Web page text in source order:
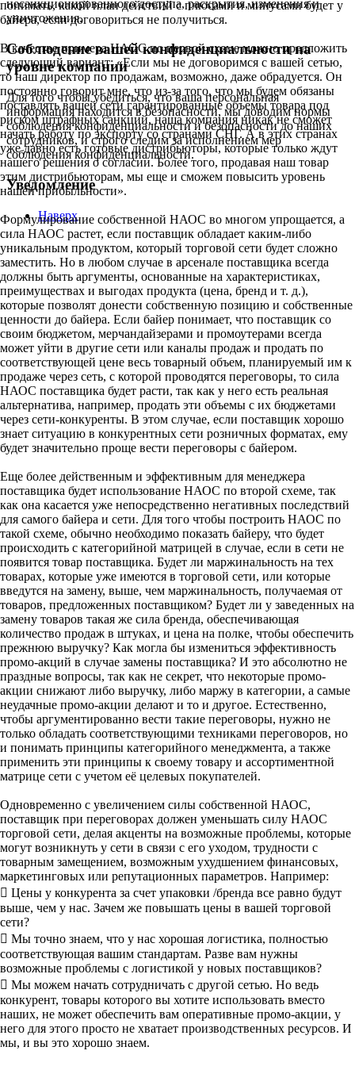
понимать, какой план действий с плюсами и минусами будет у
байера, если договориться не получиться.
В качестве примера НАОС по первой схеме можно предложить
следующий вариант: «Если мы не договоримся с вашей сетью,
то наш директор по продажам, возможно, даже обрадуется. Он
постоянно говорит мне, что из-за того, что мы будем обязаны
поставлять вашей сети гарантированные объемы товара под
риском штрафных санкций, наша компания никак не сможет
начать работу по экспорту со странами СНГ. А в этих странах
уже давно есть готовые дистрибьюторы, которые только ждут
нашего решения о согласии. Более того, продавая наш товар
этим дистрибьюторам, мы еще и сможем повысить уровень
нашей прибыльности».
Формулирование собственной НАОС во многом упрощается, а
сила НАОС растет, если поставщик обладает каким-либо
уникальным продуктом, который торговой сети будет сложно
заместить. Но в любом случае в арсенале поставщика всегда
должны быть аргументы, основанные на характеристиках,
преимуществах и выгодах продукта (цена, бренд и т. д.),
которые позволят донести собственную позицию и собственные
ценности до байера. Если байер понимает, что поставщик со
своим бюджетом, мерчандайзерами и промоутерами всегда
может уйти в другие сети или каналы продаж и продать по
соответствующей цене весь товарный объем, планируемый им к
продаже через сеть, с которой проводятся переговоры, то сила
НАОС поставщика будет расти, так как у него есть реальная
альтернатива, например, продать эти объемы с их бюджетами
через сети-конкуренты. В этом случае, если поставщик хорошо
знает ситуацию в конкурентных сети розничных форматах, ему
будет значительно проще вести переговоры с байером.
Еще более действенным и эффективным для менеджера
поставщика будет использование НАОС по второй схеме, так
как она касается уже непосредственно негативных последствий
для самого байера и сети. Для того чтобы построить НАОС по
такой схеме, обычно необходимо показать байеру, что будет
происходить с категорийной матрицей в случае, если в сети не
появится товар поставщика. Будет ли маржинальность на тех
товарах, которые уже имеются в торговой сети, или которые
введутся на замену, выше, чем маржинальность, получаемая от
товаров, предложенных поставщиком? Будет ли у заведенных на
замену товаров такая же сила бренда, обеспечивающая
количество продаж в штуках, и цена на полке, чтобы обеспечить
прежнюю выручку? Как могла бы измениться эффективность
промо-акций в случае замены поставщика? И это абсолютно не
праздные вопросы, так как не секрет, что некоторые промо-
акции снижают либо выручку, либо маржу в категории, а самые
неудачные промо-акции делают и то и другое. Естественно,
чтобы аргументированно вести такие переговоры, нужно не
только обладать соответствующими техниками переговоров, но
и понимать принципы категорийного менеджмента, а также
применить эти принципы к своему товару и ассортиментной
матрице сети с учетом её целевых покупателей.
Одновременно с увеличением силы собственной НАОС,
поставщик при переговорах должен уменьшать силу НАОС
торговой сети, делая акценты на возможные проблемы, которые
могут возникнуть у сети в связи с его уходом, трудности с
товарным замещением, возможным ухудшением финансовых,
маркетинговых или репутационных параметров. Например:
 Цены у конкурента за счет упаковки /бренда все равно будут
выше, чем у нас. Зачем же повышать цены в вашей торговой
сети?
 Мы точно знаем, что у нас хорошая логистика, полностью
соответствующая вашим стандартам. Разве вам нужны
возможные проблемы с логистикой у новых поставщиков?
 Мы можем начать сотрудничать с другой сетью. Но ведь
конкурент, товары которого вы хотите использовать вместо
наших, не может обеспечить вам оперативные промо-акции, у
него для этого просто не хватает производственных ресурсов. И
мы, и вы это хорошо знаем.
несанкционированного доступа, раскрытия, изменения и
уничтожения.
Соблюдение вашей конфиденциальности на
уровне компании
Для того чтобы убедиться, что ваша персональная
информация находится в безопасности, мы доводим нормы
соблюдения конфиденциальности и безопасности до наших
сотрудников, и строго следим за исполнением мер
соблюдения конфиденциальности.
Уведомление
Наверх